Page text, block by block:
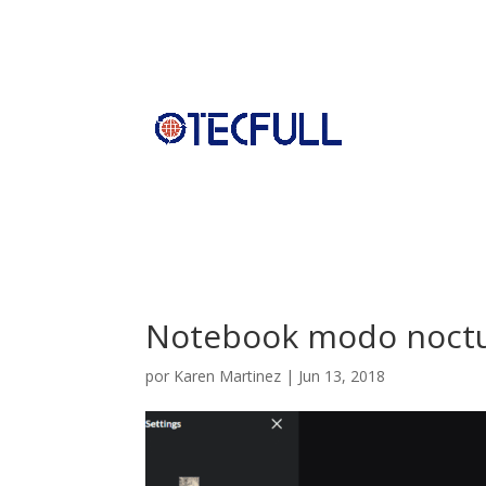
Notebook modo
por Karen Martinez | Jun 13, 2018